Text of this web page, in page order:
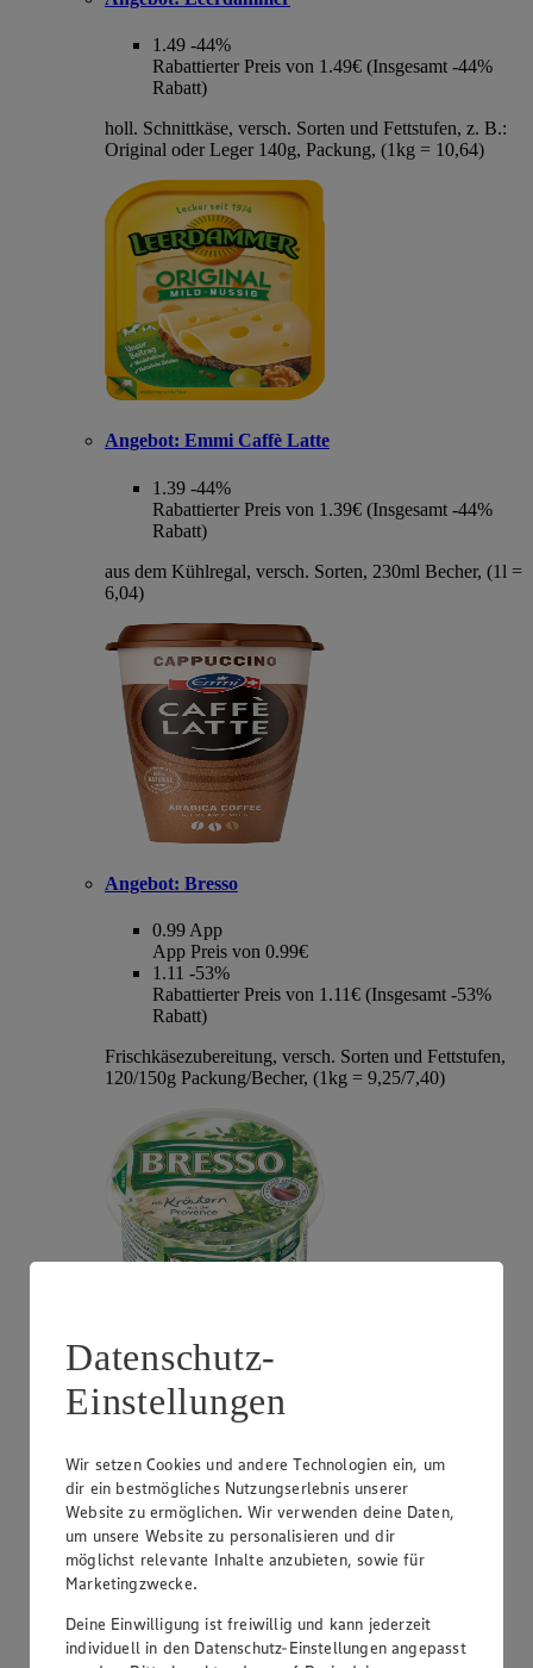
1.49 -44%
Rabattierter Preis von 1.49€ (Insgesamt -44%
Rabatt)
holl. Schnittkäse, versch. Sorten und Fettstufen, z. B.:
Original oder Leger 140g, Packung, (1kg = 10,64)
Angebot: Emmi Caffè Latte
1.39 -44%
Rabattierter Preis von 1.39€ (Insgesamt -44%
Rabatt)
aus dem Kühlregal, versch. Sorten, 230ml Becher, (1l =
6,04)
Angebot: Bresso
0.99 App
App Preis von 0.99€
1.11 -53%
Rabattierter Preis von 1.11€ (Insgesamt -53%
Rabatt)
Frischkäsezubereitung, versch. Sorten und Fettstufen,
120/150g Packung/Becher, (1kg = 9,25/7,40)
Angebot:GUT&GÜNSTIG Crème Fraîche
0.99
natur oder Kräuter, perfekt zum Kochen, 30% Fett,
200g Becher, (1kg = 4,95)
Datenschutz-
Einstellungen
Wir setzen Cookies und andere Technologien ein, um
dir ein bestmögliches Nutzungserlebnis unserer
Website zu ermöglichen. Wir verwenden deine Daten,
um unsere Website zu personalisieren und dir
möglichst relevante Inhalte anzubieten, sowie für
Marketingzwecke.
Deine Einwilligung ist freiwillig und kann jederzeit
individuell in den Datenschutz-Einstellungen angepasst